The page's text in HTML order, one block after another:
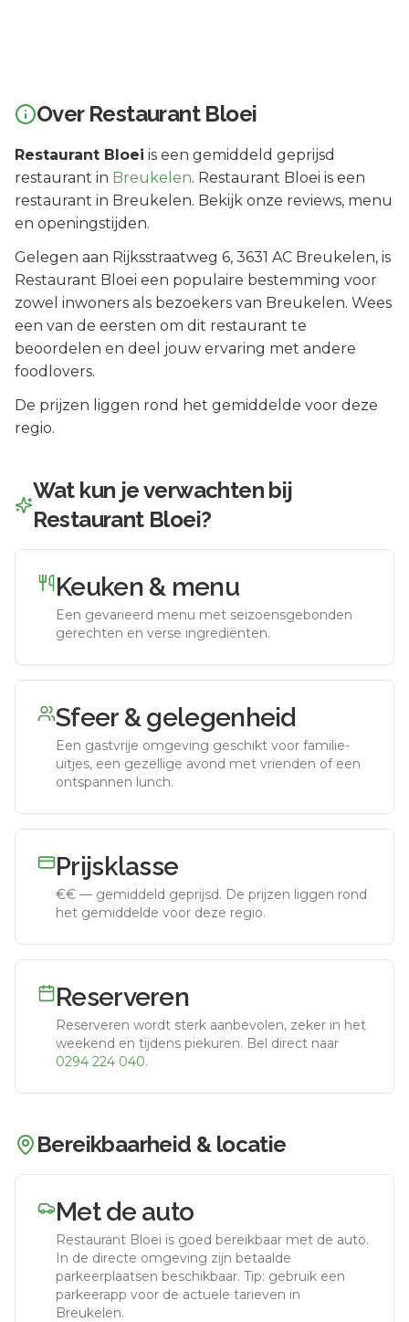
Over Restaurant Bloei
Restaurant Bloei is een gemiddeld geprijsd
restaurant in Breukelen. Restaurant Bloei is een
restaurant in Breukelen. Bekijk onze reviews, menu
en openingstijden.
Gelegen aan Rijksstraatweg 6, 3631 AC Breukelen, is
Restaurant Bloei een populaire bestemming voor
zowel inwoners als bezoekers van Breukelen. Wees
een van de eersten om dit restaurant te
beoordelen en deel jouw ervaring met andere
foodlovers.
De prijzen liggen rond het gemiddelde voor deze
regio.
Wat kun je verwachten bij
Restaurant Bloei?
Keuken & menu
Een gevarieerd menu met seizoensgebonden
gerechten en verse ingrediënten.
Sfeer & gelegenheid
Een gastvrije omgeving geschikt voor familie-
uitjes, een gezellige avond met vrienden of een
ontspannen lunch.
Prijsklasse
€€ — gemiddeld geprijsd. De prijzen liggen rond
het gemiddelde voor deze regio.
Reserveren
Reserveren wordt sterk aanbevolen, zeker in het
weekend en tijdens piekuren. Bel direct naar
0294 224 040.
Bereikbaarheid & locatie
Met de auto
Restaurant Bloei is goed bereikbaar met de auto.
In de directe omgeving zijn betaalde
parkeerplaatsen beschikbaar. Tip: gebruik een
parkeerapp voor de actuele tarieven in
Breukelen.